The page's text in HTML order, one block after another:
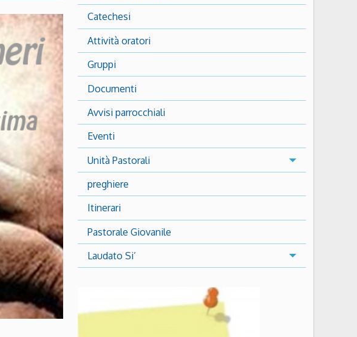
Catechesi
Attività oratori
Gruppi
Documenti
Avvisi parrocchiali
Eventi
Unità Pastorali
preghiere
Itinerari
Pastorale Giovanile
Laudato Si’